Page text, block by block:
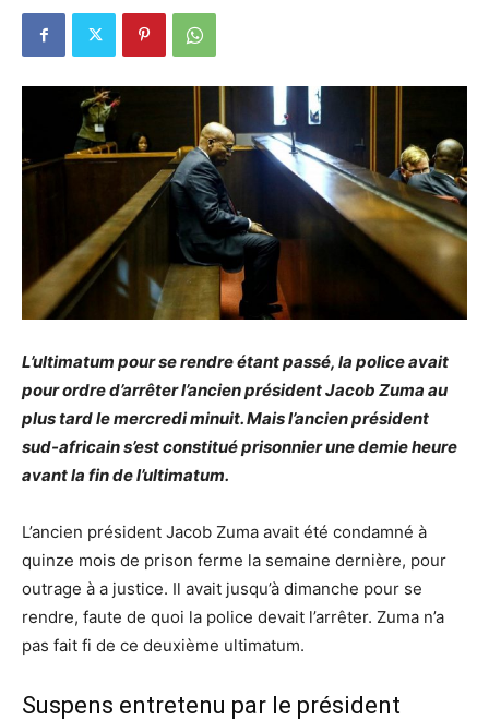
L’ultimatum pour se rendre étant passé, la police avait
pour ordre d’arrêter l’ancien président Jacob Zuma au
plus tard le mercredi minuit. Mais l’ancien président
sud-africain s’est constitué prisonnier une demie heure
avant la fin de l’ultimatum.
L’ancien président Jacob Zuma avait été condamné à
quinze mois de prison ferme la semaine dernière, pour
outrage à a justice. Il avait jusqu’à dimanche pour se
rendre, faute de quoi la police devait l’arrêter. Zuma n’a
pas fait fi de ce deuxième ultimatum.
Suspens entretenu par le président